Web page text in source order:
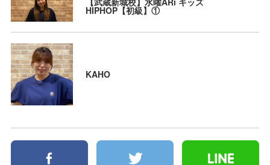
HIPHOP【初級】①
KAHO